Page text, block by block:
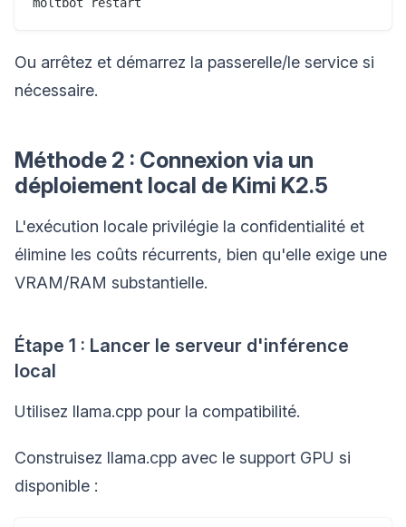
Ou arrêtez et démarrez la passerelle/le service si
nécessaire.
Méthode 2 : Connexion via un
déploiement local de Kimi K2.5
L'exécution locale privilégie la confidentialité et
élimine les coûts récurrents, bien qu'elle exige une
VRAM/RAM substantielle.
Étape 1 : Lancer le serveur d'inférence
local
Utilisez llama.cpp pour la compatibilité.
Construisez llama.cpp avec le support GPU si
disponible :